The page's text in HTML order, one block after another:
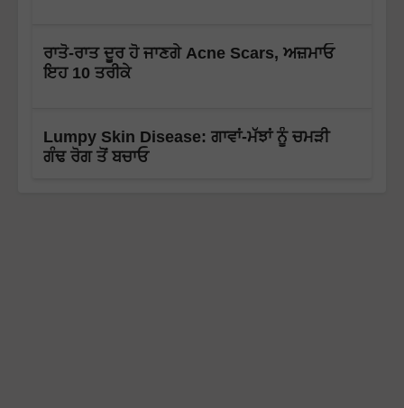
ਰਾਤੋ-ਰਾਤ ਦੂਰ ਹੋ ਜਾਣਗੇ Acne Scars, ਅਜ਼ਮਾਓ
ਇਹ 10 ਤਰੀਕੇ
Lumpy Skin Disease: ਗਾਵਾਂ-ਮੱਝਾਂ ਨੂੰ ਚਮੜੀ
ਗੰਢ ਰੋਗ ਤੋਂ ਬਚਾਓ